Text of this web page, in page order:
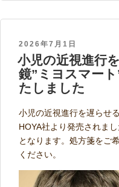
POSTED
ON
2026年7月1日
小児の近視進行
鏡”ミヨスマー
たしました
小児の近視進行を遅らせ
HOYA社より発売されま
となります。処方箋をご
ください。